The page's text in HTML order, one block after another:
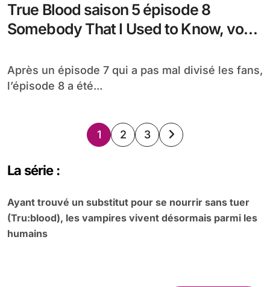
True Blood saison 5 épisode 8
Somebody That I Used to Know, vos
Après un épisode 7 qui a pas mal divisé les fans,
l’épisode 8 a été...
Pagination
1 2 3
La série :
Ayant trouvé un substitut pour se nourrir sans tuer
(Tru:blood), les vampires vivent désormais parmi les
humains